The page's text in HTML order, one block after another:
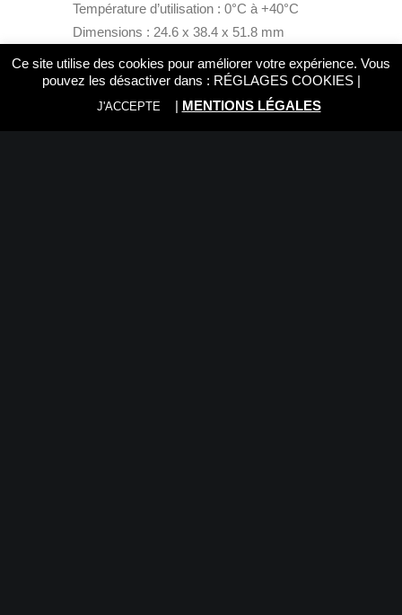
Température d’utilisation : 0°C à +40°C
Dimensions : 24.6 x 38.4 x 51.8 mm
Poids : 89g
Batterie Sony NP-SA100
Ce site utilise des cookies pour améliorer votre expérience. Vous
pouvez les désactiver dans : RÉGLAGES COOKIES|
J'ACCEPTE | MENTIONS LÉGALES